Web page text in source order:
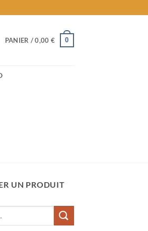
PANIER /0,00 € 0
UN PRODUIT